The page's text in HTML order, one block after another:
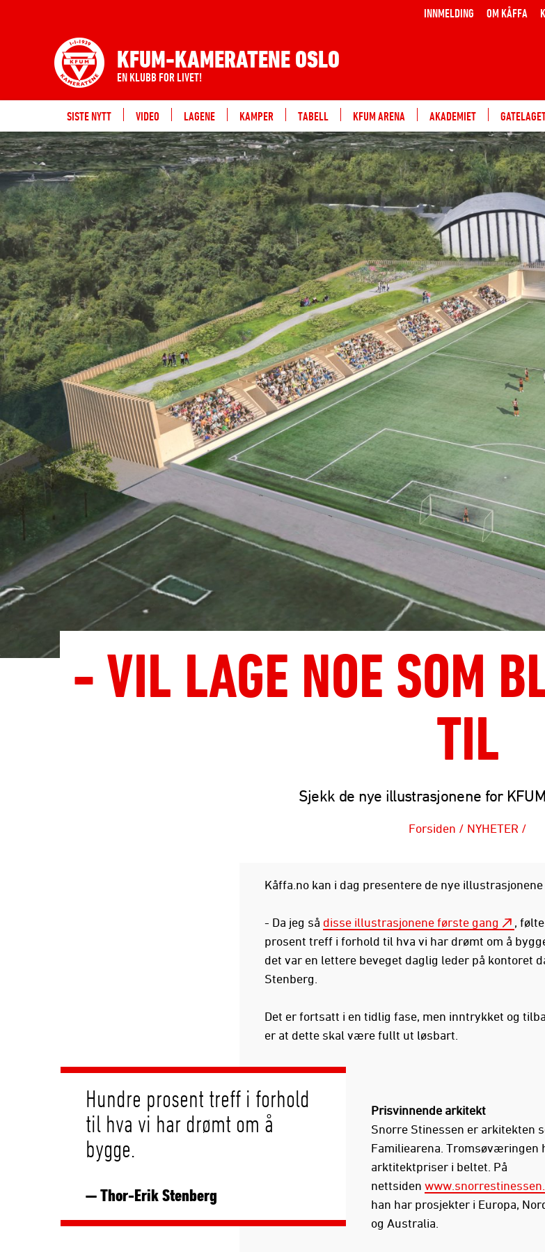
INNMELDING OM KÅFFA
KFUM-KAMERATENE OSLO
EN KLUBB FOR LIVET!
SISTE NYTT VIDEO LAGENE KAMPER TABELL KFUM ARENA AKADEMIET
- VIL LAGE NOE SOM
TIL
Sjekk de nye illustrasjonene for
Forsiden / NYHETER /
Kåffa.no kan i dag presentere de nye illustrasjonene
- Da jeg så disse illustrasjonene første gang
,
prosent treff i forhold til hva vi har drømt om å
det var en lettere beveget daglig leder på kontoret
Stenberg.
Det er fortsatt i en tidlig fase, men inntrykket og
er at dette skal være fullt ut løsbart.
Hundre prosent treff i forhold
til hva vi har drømt om å
bygge.
— Thor-Erik Stenberg
Prisvinnende arkitekt
Snorre Stinessen er arkitekten
Familiearena. Tromsøværingen
arktitektpriser i beltet. På
nettsiden
han har prosjekter i Europa,
og Australia.